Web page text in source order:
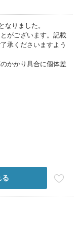
なりました。
がございます。記載
承くださいますよう
かかり具合に個体差